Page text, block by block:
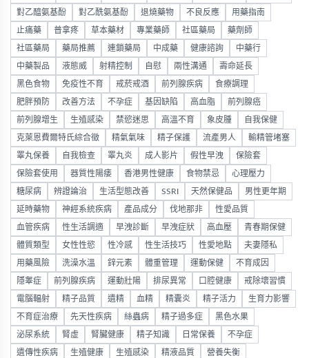
對乙醯氨基酚 對乙酰氨基酚 退燒藥物 不良反應 用藥指南
止痛藥 普拿疼 草本藥材 專業藥師 社區藥局 藥劑師
社區藥局 藥局推薦 連鎖藥局 中成藥 健康諮詢 中藥行
中藥製品 液態威 射精控制 自慰 兩性溝通 壽命延長
黑色食物 免疫性不育 戒菸戒酒 前列腺疾病 食療調理
肥胖預防 改善方法 不孕症 基因缺陷 高血脂 前列腺癌
前列腺增生 生殖感染 禁慾迷思 高溫不育 象皮腫 自我保健
克萊恩費爾特氏綜合徵 精氣氣味 精子保護 流產男人 輸精管堵塞
睪丸保養 自我檢查 睪丸炎 成人影片 假性早洩 保險套
保險套使用 器質性陽痿 香港男性健康 食物禁忌 心理壓力
糖尿病 辨證論治 生活型態改善 SSRI 天然保健品 男性更年期
延時藥物 神經系統疾病 產品成分 伐地那非 性愛品質
血管疾病 性生活調適 早洩診斷 早洩症狀 高血壓 青春期保健
體質類型 女性性慾 性冷感 性生活技巧 性愛地點 夫妻隱私
用藥風險 洗澡水溫 鋅元素 體重管理 運動保健 不育成因
隱睾症 前列腺疾病 運動壯陽 排尿異常 口腔健康 戒除壞習慣
電腦輻射 精子品質 遺精 血精 精囊炎 精子活力 生育力影響
不育症治療 先天性疾病 絲蟲病 精子過多症 黑色水果
泌尿系統 腎虛 腎臟健康 精子知識 日常保養 不孕症
遺傳性疾病 生殖健康 生殖感染 精液品質 營養失衡